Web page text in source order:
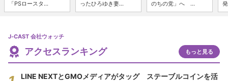
「PSロースタ...
ったひろゆき妻...
のちの党」へ ...
J-CAST 会社ウォッチ
アクセスランキング もっと見る
LINE NEXTとGMOメディアがタッグ ステーブルコインを活